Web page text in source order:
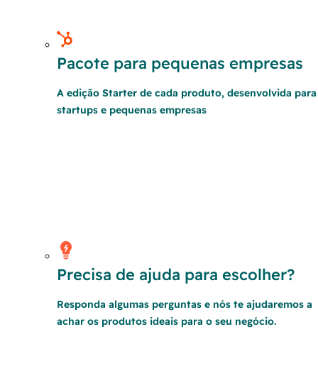
Pacote para pequenas empresas
A edição Starter de cada produto, desenvolvida para
startups e pequenas empresas
Precisa de ajuda para escolher?
Responda algumas perguntas e nós te ajudaremos a
achar os produtos ideais para o seu negócio.